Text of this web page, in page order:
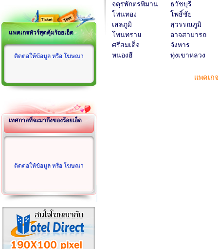
แพคเกจทัวร์สุดคุ้มร้อยเอ็ด
ติดต่อให้ข้อมูล หรือ โฆษณา
เทศกาลที่จะมาถึงของร้อยเอ็ด
ติดต่อให้ข้อมูล หรือ โฆษณา
จตุรพักตรพิมาน
ธวัชบุรี
โพนทอง
โพธิ์ชัย
เสลภูมิ
สุวรรณภูมิ
โพนทราย
อาจสามารถ
ศรีสมเด็จ
จังหาร
หนองฮี
ทุ่งเขาหลวง
แพคเก